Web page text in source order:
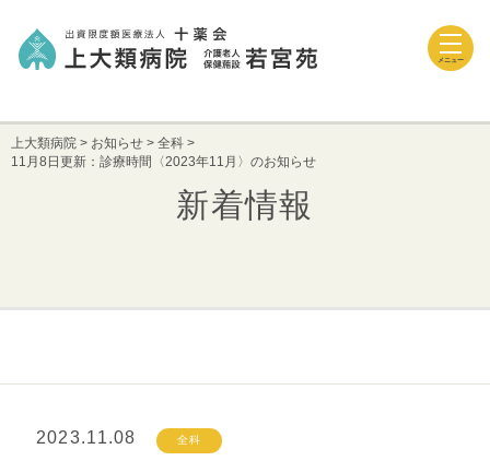
メニュー
上大類病院 > お知らせ > 全科 >
11月8日更新：診療時間〈2023年11月〉のお知らせ
新着情報
2023.11.08 全科